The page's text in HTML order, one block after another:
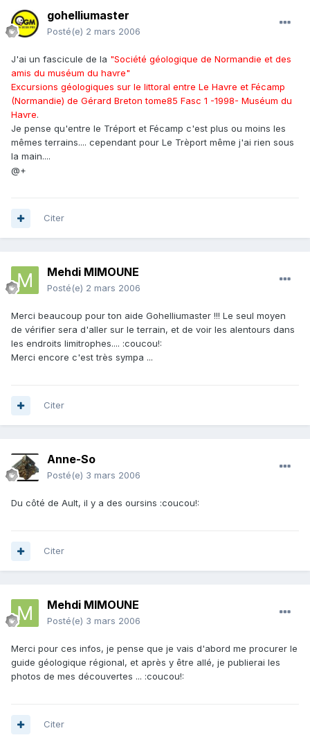
gohelliumaster
Posté(e) 2 mars 2006
J'ai un fascicule de la "Société géologique de Normandie et des
amis du muséum du havre"
Excursions géologiques sur le littoral entre Le Havre et Fécamp
(Normandie) de Gérard Breton tome85 Fasc 1 -1998- Muséum du
Havre.
Je pense qu'entre le Tréport et Fécamp c'est plus ou moins les
mêmes terrains.... cependant pour Le Trèport même j'ai rien sous
la main....
@+
Citer
Mehdi MIMOUNE
Posté(e) 2 mars 2006
Merci beaucoup pour ton aide Gohelliumaster !!! Le seul moyen
de vérifier sera d'aller sur le terrain, et de voir les alentours dans
les endroits limitrophes.... :coucou!:
Merci encore c'est très sympa ...
Citer
Anne-So
Posté(e) 3 mars 2006
Du côté de Ault, il y a des oursins :coucou!:
Citer
Mehdi MIMOUNE
Posté(e) 3 mars 2006
Merci pour ces infos, je pense que je vais d'abord me procurer le
guide géologique régional, et après y être allé, je publierai les
photos de mes découvertes ... :coucou!:
Citer